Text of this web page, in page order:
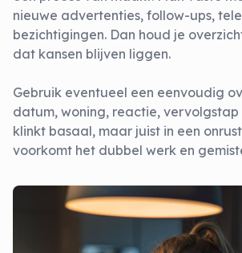
nieuwe advertenties, follow-ups,
bezichtigingen. Dan houd je
dat kansen blijven liggen.
Gebruik eventueel een eenvoudig
datum, woning, reactie,
klinkt basaal, maar juist in een
voorkomt het dubbel werk en